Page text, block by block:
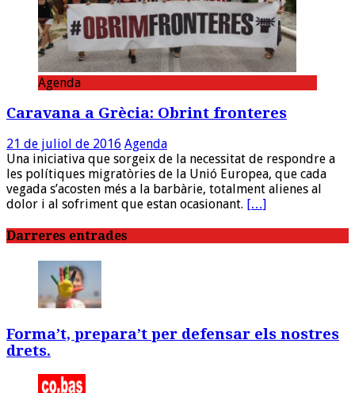
Agenda
Caravana a Grècia: Obrint fronteres
21 de juliol de 2016 Agenda
Una iniciativa que sorgeix de la necessitat de respondre a
les polítiques migratòries de la Unió Europea, que cada
vegada s’acosten més a la barbàrie, totalment alienes al
dolor i al sofriment que estan ocasionant. […]
Darreres entrades
Forma’t, prepara’t per defensar els nostres
drets.